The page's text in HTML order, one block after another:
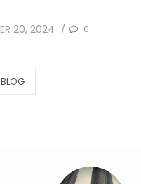
20, 2024 / 0
BLOG